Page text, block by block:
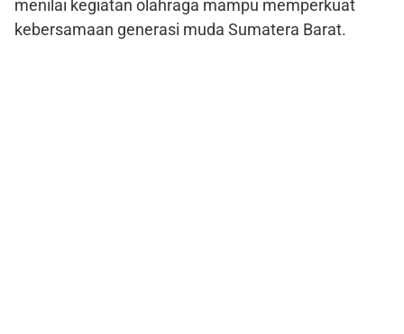
menilai kegiatan olahraga mampu memperkuat
kebersamaan generasi muda Sumatera Barat.